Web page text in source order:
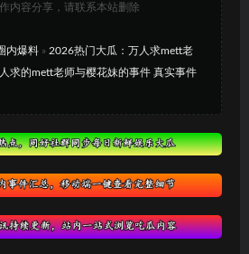
内容分享，请联系本站删除
内爆料 » 2026热门大瓜：万人求mett老
求的mett老师与樱花妹的事件 真实事件